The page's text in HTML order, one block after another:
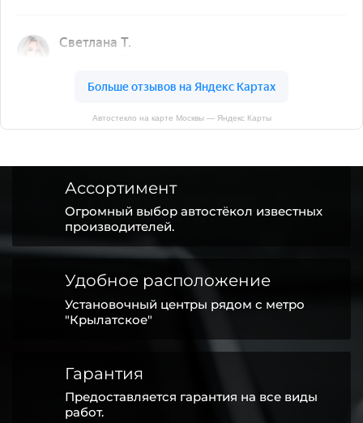
Автостекло на карте Москвы — Яндекс Карты
Ассортимент
Огромный выбор автостёкол известных
производителей.
Удобное расположение
Установочный центры рядом с метро
"Крылатское"
Гарантия
Предоставляется гарантия на все виды
работ.